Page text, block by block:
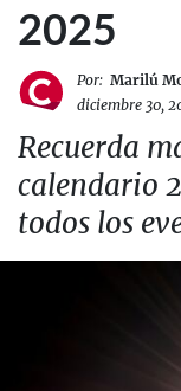
2025
Por: Marilú
diciembre 30,
Recuerda
calendario
todos los